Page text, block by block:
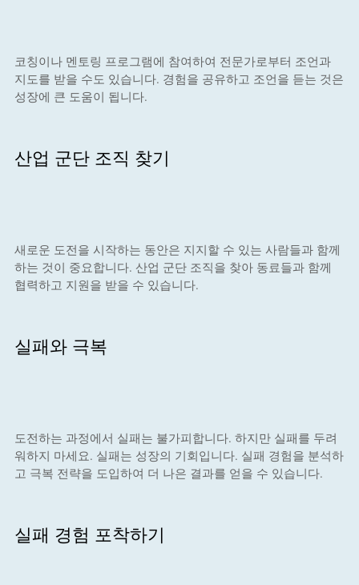
코칭이나 멘토링 프로그램에 참여하여 전문가로부터 조언과
지도를 받을 수도 있습니다. 경험을 공유하고 조언을 듣는 것은
성장에 큰 도움이 됩니다.
산업 군단 조직 찾기
새로운 도전을 시작하는 동안은 지지할 수 있는 사람들과 함께
하는 것이 중요합니다. 산업 군단 조직을 찾아 동료들과 함께
협력하고 지원을 받을 수 있습니다.
실패와 극복
도전하는 과정에서 실패는 불가피합니다. 하지만 실패를 두려
워하지 마세요. 실패는 성장의 기회입니다. 실패 경험을 분석하
고 극복 전략을 도입하여 더 나은 결과를 얻을 수 있습니다.
실패 경험 포착하기